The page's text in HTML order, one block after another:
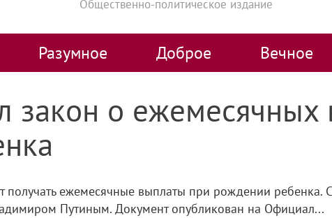
Общественно-политическое издание
Разумное Доброе Вечное
закон о ежемесячных
получать ежемесячные выплаты при рождении ребенка.
Путиным. Документ опубликован на Официал...